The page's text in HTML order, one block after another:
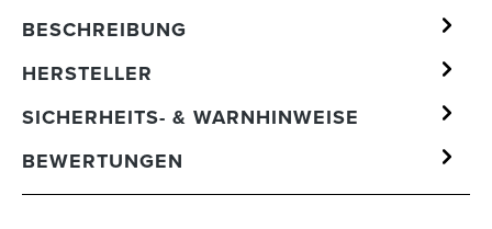
BESCHREIBUNG
HERSTELLER
SICHERHEITS- & WARNHINWEISE
BEWERTUNGEN